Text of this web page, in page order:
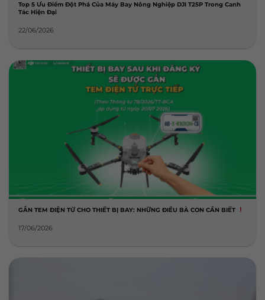
Top 5 Ưu Điểm Đột Phá Của Máy Bay Nông Nghiệp DJI T25P Trong Canh
Tác Hiện Đại
22/06/2026
GẮN TEM ĐIỆN TỬ CHO THIẾT BỊ BAY: NHỮNG ĐIỀU BÀ CON CẦN BIẾT
17/06/2026